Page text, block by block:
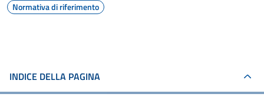
Normativa di riferimento
INDICE DELLA PAGINA